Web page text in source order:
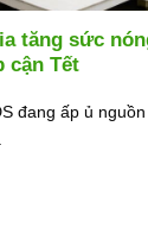
tăng sức
cận Tết
đang ấp ủ